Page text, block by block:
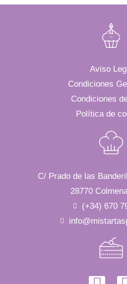
Aviso
Condiciones
Condiciones
Política de
C/ Prado de las
28770
(+34) 670